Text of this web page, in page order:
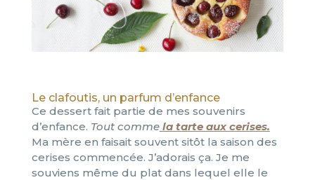
Le clafoutis, un parfum d’enfance
Ce dessert fait partie de mes souvenirs
d’enfance. Tout comme la tarte aux cerises.
Ma mère en faisait souvent sitôt la saison des
cerises commencée. J’adorais ça. Je me
souviens même du plat dans lequel elle le